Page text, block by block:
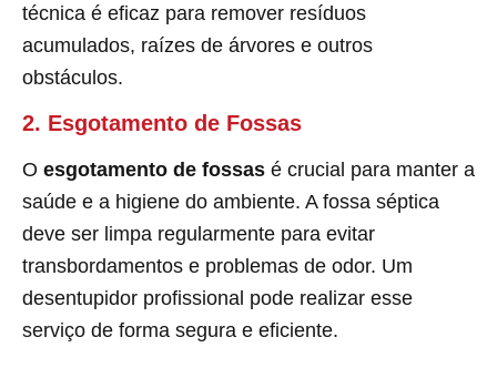
técnica é eficaz para remover resíduos
acumulados, raízes de árvores e outros
obstáculos.
2. Esgotamento de Fossas
O esgotamento de fossas é crucial para manter a
saúde e a higiene do ambiente. A fossa séptica
deve ser limpa regularmente para evitar
transbordamentos e problemas de odor. Um
desentupidor profissional pode realizar esse
serviço de forma segura e eficiente.